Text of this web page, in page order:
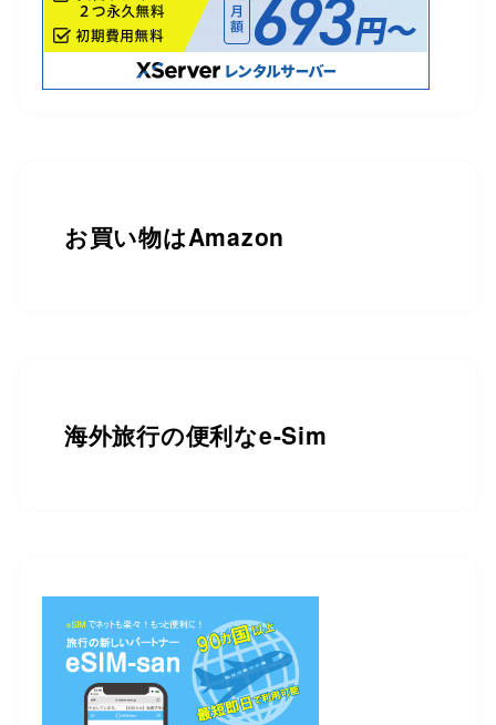
お買い物はAmazon
海外旅行の便利なe-Sim